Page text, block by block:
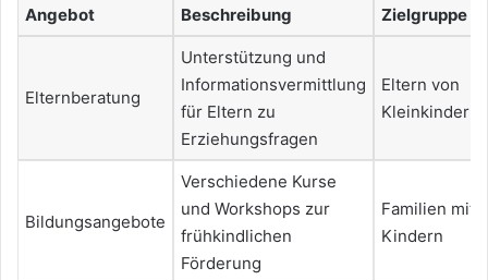
Angebot Beschreibung Zielgruppe
Elternberatung
Unterstützung und
Informationsvermittlung
für Eltern zu
Erziehungsfragen
Eltern von
Kleinkindern
Bildungsangebote
Verschiedene Kurse
und Workshops zur
frühkindlichen
Förderung
Familien mit
Kindern